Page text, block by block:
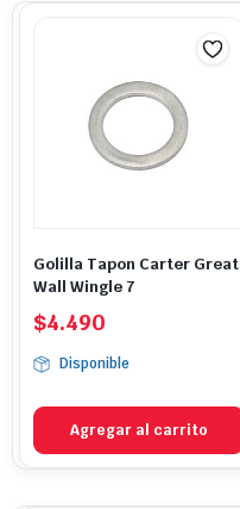
Golilla Tapon Carter Great
Wall Wingle 7
$4.490
Disponible
Agregar al carrito